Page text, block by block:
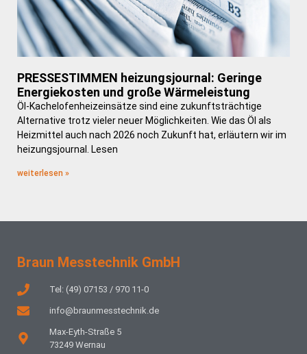
PRESSESTIMMEN heizungsjournal: Geringe
Energiekosten und große Wärmeleistung
Öl-Kachelofenheizeinsätze sind eine zukunftsträchtige
Alternative trotz vieler neuer Möglichkeiten. Wie das Öl als
Heizmittel auch nach 2026 noch Zukunft hat, erläutern wir im
heizungsjournal. Lesen
weiterlesen »
Braun Messtechnik GmbH
Tel: (49) 07153 / 970 11-0
info@braunmesstechnik.de
Max-Eyth-Straße 5
73249 Wernau